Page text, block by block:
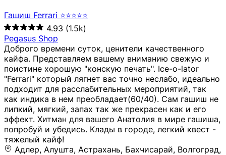
Гашиш Ferrari ⭐⭐⭐⭐⭐
4.93 (1.5k)
Pegasus Shop
Доброго времени суток, ценители качественного
кайфа. Представляем вашему вниманию свежую и
поистине хорошую "конскую печать". Ice-o-lator
"Ferrari" который лягнет вас точно неслабо, идеально
подходит для расслабительных мероприятий, так
как индика в нем преобладает(60/40). Сам гашиш не
липкий, мягкий, запах так же прекрасен как и его
эффект. Хитман для вашего Анатолия в мире гашиша,
попробуй и убедись. Клады в городе, легкий квест -
тяжелый кайф!
Адлер, Алушта, Астрахань, Бахчисарай, Волгоград, Волжский, Евпатория, Екатеринбург, Ишимбай, Казань, Керчь, Копейск, Курск, Рыльск, Саки, Салават, Симферополь, Сочи, Старый Крым, Стерлитамак, Судак, Уфа, Феодосия, Хабаровск, Челябинск, Ялта, Джанкой, Новосибирск, Щёлкино, Санкт-Петербург, Мурманск, Сургут, Невинномысск, Черкесск, Усть-Лабинск, Геленджик, Ставрополь, Калуга, Елец, Лебедянь, Данков, Жуковский, Оренбург, Орск (Оренбургская область), Магнитогорск, Пермь, Зеленоград, Солнечногорск, Нижний Новгород, Лысково, Заволжье, Кстово, Балахна (Нижегородская область), Богородск, Бор (Нижегородская область), Саратов, Энгельс, Ижевск, Тюмень, Ростов-на-Дону, Шахты, Новочеркасск, Батайск, Аксай, Люберцы, Истра, Москва, Армавир, Краснодар, Магадан, Самара, Анапа, Славянск-на-Кубани, Чаплыгин, Липецк, Нижний Тагил, Орехово-Зуево, Усть-Джегута, Лянтор, Нефтеюганск, Пыть-Ях, Урень, Ветлуга, Шахунья, Новороссийск, Крымск, Тимашёвск, Тольятти, Воткинск, Звенигород, Руза, Можайск, Белгород, Воронеж, Соликамск, Нытва, Лысьва (Пермский край), Чусовой, Кунгур, Краснокамск, Миасс, Губаха, Тула, Новомосковск, Донской, Омск, Льгов, Мытищи, Королёв, Ивантеевка, Балашиха, Семилуки, Кудымкар, Старый Оскол, Оса (Пермский край), Одинцово (Московская область), Ханты-Мансийск, Лабинск, Темрюк, Курганинск, Белореченск (Краснодарский край), Алупкa, Губкин, Рязань, Калининград, Усть-Илимск, Фрязино, Минеральные Воды, Пятигорск, Кострома, Ярославль, Коркино, Верхняя Пышма, Подольск, Красноярск, Смоленск, Долгопрудный, Чебоксары, Калачинск, Канск, Киров (Кировская область), Вологда, Рославль, Владивосток, Обнинск, Балабаново (Калужская область), Малоярославец, Брянск, Видное, Ярцево, Вязьма, Гагарин, Приволжск, Фурманов, Чайковский, Кинешма, Горячий Ключ, Улан-Удэ, Туймазы, Дюртюли, Альметьевск, Нефтекамск, Хадыженск, Апшеронск, Майкоп, Уссурийск, Ульяновск, Гатчина, Луга (Ленинградская область), Надым, Ногинск, Электросталь, Железнодорожный (Московская область), Бутурлиновка, Кириллов, Краснознаменск (Калиниградская область), Мышкин, Томмот, Холм, Абакан, Абдулино, Агидель, Агрыз, Адыгейск, Азнакаево, Алатырь, Алдан, Алейск, Александров, Александровск, Алексеевка (Белгородская обл.), Алексин, Амурск, Анадырь, Ангарск, Андреаполь, Анжеро-Судженск, Анива, Апатиты, Арамиль, Ардон, Арзамас, Аркадак, Арсеньев, Артём, Артёмовский, Архангельск, Асбест, Асино, Аткарск, Ахтубинск, Аша, Бабаево (Вологодская область), Бавлы (Республика Татарстан), Байкальск, Бакал, Баксан, Балаклава, Балаково (Саратовская область), Балашов (Саратовская область), Балтийск, Барабинск, Барнаул, Барыш (Ульяновская область), Бежецк, Белая Калитва (Ростовская область), Белебей, Белогорск (Крым), Белозерск, Белокуриха, Беломорск, Белоозёрский (Московская область), Белорецк (Республика Башкортостан), Кызыл, Белоярский (Ханты-Мансийский АО), Бердск, Березники (Пермский край), Берёзовский (Кемеровская область), Берёзовский (Свердловская область), Беслан, Бийск, Бикин, Билибино, Биробиджан, Благовещенск (Амурская область), Благовещенск (Башкортостан), Бобров, Богородицк, Боготол, Богучар, Бокситогорск (Ленинградская область), Бологое (Тверская область), Болхов, Большой Камень (Приморский край), Борисоглебск (Воронежская область), Боровичи (Новгородская область), Боровск, Бородино, Братск, Бронницы (Московская область), Бугульма (Республика Татарстан), Бугуруслан (Оренбургская область), Буинск, Буй, Буйнакск, Валдай, Валуйки, Велиж, Великие Луки, Великий Новгород, Великий Устюг, Вельск, Венёв, Верещагино, Верхнеуральск, Верхний Уфалей, Верхняя Салда, Верхняя Тура, Весьегонск, Вилючинск, Вихоревка, Вичуга, Владикавказ, Волгодонск, Волгореченск, Володарск, Волосово, Волчанск, Вольск, Воркута, Ворсма, Всеволожск (Ленинградская область), Вуктыл, Выкса, Высоковск, Высоцк, Вытегра, Вышний Волочёк, Вяземский, Вязники, Вятские Поляны, Нея, Шилка, Гаврилов Посад, Гаврилов-Ям, Гай, Галич, Гдов, Голицыно, Горно-Алтайск, Горнозаводск, Горняк, Городец, Гороховец, Гремячинск, Грозный, Грязи, Грязовец, Губкинский, Гуково, Гулькевичи, Гурьевск (Калининградская область), Гурьевск (Кемеровская область), Гусев, Гусь-Хрустальный, Давлеканово, Далматово, Дальнегорск, Дегтярск, Дедовск, Демидов, Дербент, Десногорск, Дзержинск, Дзержинский (Московская область), Дивногорск, Димитровград, Дмитровск, Дно, Добрянка, Долинск, Домодедово, Донецк (ДНР), Дорогобуж, Дрезна, Дубна, Дудинка, Духовщина, Дятьково, Егорьевск, Елабуга, Елизово, Ельня (Будет изменено название), Емва, Енисейск, Ермолино, Ершов, Ессентуки, Ефремов, Железноводск, Железногорск (Красноярский край), Железногорск (Курская область), Железногорск-Илимский, Жигулёвск, Жиздра, Жирновск, Жуков, Жуковка, Заводоуковск, Заволжск, Задонск, Заинск, Заозёрный, Заозёрск, Западная Двина, Заполярный, Зарайск, Заречный (Пензенская область), Заречный (Свердловская область), Заринск, Звенигово, Зверево, Зеленогорск ( Ленинградская обл. ), Зеленоградск, Зеленодольск, Зеленокумск, Зерноград, Зима, Змеиногорск, Зубцов, Ивангород, Иваново, Ивдель, Избербаш, Изобильный, Иланский, Инза, Инкерман, Инта, Ипатово, Искитим, Йошкар-Ола, Кадников, Калач, Калач-на-Дону, Калининск, Калтан, Калязин, Камбарка, Каменка (Пензенская область), Каменногорск (Ленинградская область), Каменск-Уральский, Каменск-Шахтинский, Камень-на-Оби, Камешково, Камышин, Канаш, Кандалакша, Карабаново, Карабаш, Карачаевск, Каргат, Каргополь, Карпинск, Карталы, Касимов, Касли, Каспийск, Катав-Ивановск, Катайск, Качканар, Кашин, Кашира, Кемерово, Кемь, Кизел, Кизилюрт, Кизляр, Кимовск, Кимры, Кингисепп, Кинель, Киреевск, Киренск, Киржач, Кириши, Кирово-Чепецк, Кировск (Ленинградская область), Кировск (Мурманская область), Кирсанов, Киселёвск, Кисловодск, Климовск, Клинцы, Княгинино, Ковдор, Ковров, Когалым, Козельск, Козьмодемьянск, Кола, Кологрив, Колпашево, Колпино, Кольчугино, Комсомольск, Комсомольск-на-Амуре, Конаково, Кондопога, Кондрово, Константиновск, Кораблино, Кореновск, Корсаков, Коряжма, Костерёво, Костомукша, Котельники, Котельниково, Котельнич, Котлас, Котовск, Кохма, Красноармейск (Московская область), Краснозаводск, Краснознаменск (Московская область), Краснокаменск, Краснослободск (Волгоградская область), Краснотурьинск, Красноуральск, Красный Сулин, Кремёнки, Кропоткин, Кубинка, Кувшиново (Тверская область), Кудрово, Кулебаки, Кумертау, Курлово, Куровское, Куртамыш, Курчатов, Куса, Кушва, Кыштым, Лабытнанги, Лагань, Лаишево (Республика Татарстан), Лакинск, Лангепас, Лахденпохья, Ленинск-Кузнецкий, Ленск (Республика Саха), Лермонтов (Ставропольский край), Лесозаводск (Приморский край), Лесосибирск, Ливны (Орловская область), Ликино-Дулёво, Липки (Тульская область), Лиски (Воронежская область), Лихославль, Лодейное Поле, Ломоносов (Санкт-Петербург), Лосино-Петровский, Лукоянов, Луховицы, Лыткарино, Любань (Ленинградская область), Любим, Людиново, Магас, Майский, Макаров, Малая Вишера, Малгобек, Мамадыш, Мамоново, Мантурово, Маркс, Махачкала, Мглин, Мегион, Медвежьегорск, Медногорск, Медынь, Меленки, Мелеуз, Менделеевск, Мещовск, Микунь, Миллерово, Минусинск, Миньяр, Мирный (Архангельская область), Мирный (Якутия), Михайловка (Город), Михайловск (Свердловская область), Михайловск (Ставропольский край), Могоча, Можга, Моздок, Мончегорск, Морозовск, Моршанск, Мосальск, Муравленко, Мурино, Муром, Мценск, Мыски, Набережные Челны, Навашино (Нижегородская область), Назарово (Красноярский край), Назрань, Нальчик, Наро-Фоминск, Нарткала, Нарьян-Мар, Находка, Невель (Псковская область), Невельск, Невьянск, Нелидово (Тверская область), Неман, Нерехта (Костромская область), Нерюнгри, Нестеров, Нефтегорск (Самарская область), Нефтекумск, Нижневартовск, Нижнекамск (Республика Татарстан), Нижнеудинск, Нижние Серги, Нижний Ломов, Нижняя Тура, Николаевск-на-Амуре, Никольск (Вологодская область), Никольск (Пензенская область), Новая Ладога, Новая Ляля, Новоалександровск, Новоалтайск, Нововоронеж, Новодвинск, Новозыбков, Новокубанск, Новокуйбышевск, Новомичуринск, Новопавловск, Новоржев, Новосокольники, Новотроицк, Новоульяновск, Новоуральск, Новохопёрск, Новочебоксарск, Новошахтинск, Новый Оскол, Новый Уренгой, Норильск, Нурлат, Нягань, Нязепетровск, Няндома, Облучье, Обоянь, Озёрск (Калининградская область), Озёрск (Челябинская область), Озёры, Октябрьск (Самарская область), Октябрьский (Башкортостан), Окуловка (Новгородская область), Оленегорск, Олонец, Онега, Опочка, Осинники, Осташков, Остров, Острогожск, Отрадный, Оха, Павлово, Павловск (Воронежская область), Павловск (Санкт-Петербург), Павловский Посад, Партизанск, Певек, Пенза, Первоуральск, Перевоз, Пересвет, Переславль-Залесский, Пестово (Новгородская область), Петрозаводск, Петропавловск-Камчатский, Печоры, Пикалёво, Пионерский, Питкяранта, Плавск, Плёс, Подпорожье, Покачи, Покров, Покровск, Полесск, Полысаево, Полярные Зори, Полярный, Поронайск, Порхов, Похвистнево, Почеп, Починок, Пошехонье, Правдинск, Приморск (Калининградская область), Приморско-Ахтарск, Приозерск, Прокопьевск, Протвино, Прохладный, Пугачёв, Пудож, Пустошка, Пушкино, Пущино, Пыталово, Радужный (Владимирская область), Радужный (Ханты-Мансийский АО), Райчихинск, Раменское, Рассказово, Ревда, Реж, Реутов, Родники, Россошь, Ростов (Ярославская обл.), Рошаль, Ртищево, Рубцовск, Рузаевка, Рыбинск, Рыбное, Ряжск, Салехард, Сальск, Саранск, Сарапул, Саров, Сасово, Сатка, Сафоново, Саяногорск, Саянск, Светлогорск, Светлоград, Светлый, Светогорск (Ленинградская область), Свободный, Себеж, Северобайкальск, Северодвинск, Североуральск, Сегежа, Семикаракорск, Сенгилей, Серафимович, Сергач, Сергиев Посад, Сердобск, Сертолово (Ленинградская область), Сестрорецк (Ленинградская область), Сибай, Скопин, Славгород, Сланцы, Слободской, Слюдянка, Собинка, Советск (Кировская область), Советск (Калининградская область), Советск (Тульская область), Советская Гавань, Советский (Ханты-Мансийский АО), Сокол (Вологодская область), Солигалич, Соль-Илецк, Сольцы, Сортавала, Сосенский, Сосновоборск, Сосновый Бор (Ленинградская область), Сосногорск, Спас-Клепики, Спасск-Рязанский, С